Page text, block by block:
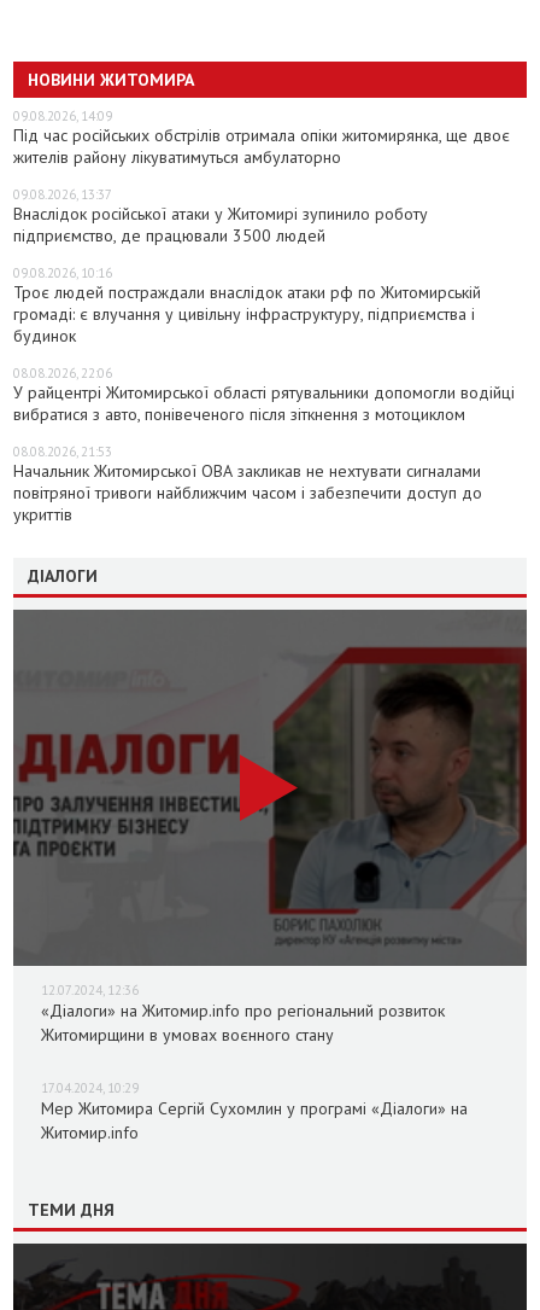
НОВИНИ ЖИТОМИРА
09.08.2026, 14:09
Під час російських обстрілів отримала опіки житомирянка, ще двоє
жителів району лікуватимуться амбулаторно
09.08.2026, 13:37
Внаслідок російської атаки у Житомирі зупинило роботу
підприємство, де працювали 3500 людей
09.08.2026, 10:16
Троє людей постраждали внаслідок атаки рф по Житомирській
громаді: є влучання у цивільну інфраструктуру, підприємства і
будинок
08.08.2026, 22:06
У райцентрі Житомирської області рятувальники допомогли водійці
вибратися з авто, понівеченого після зіткнення з мотоциклом
08.08.2026, 21:53
Начальник Житомирської ОВА закликав не нехтувати сигналами
повітряної тривоги найближчим часом і забезпечити доступ до
укриттів
ДІАЛОГИ
12.07.2024, 12:36
«Діалоги» на Житомир.info про регіональний розвиток
Житомирщини в умовах воєнного стану
17.04.2024, 10:29
Мер Житомира Сергій Сухомлин у програмі «Діалоги» на
Житомир.info
ТЕМИ ДНЯ